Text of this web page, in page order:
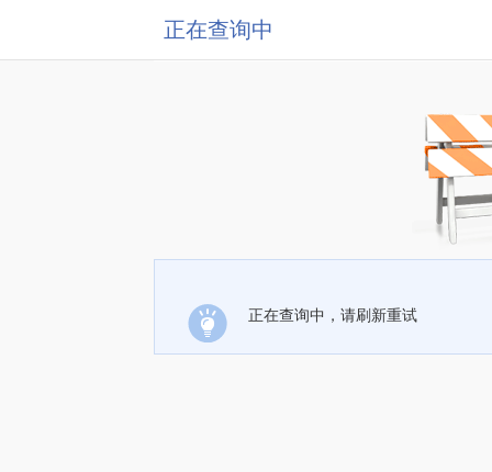
正在查询中
正在查询中，请刷新重试